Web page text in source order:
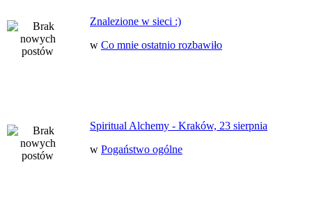
Znalezione w sieci :)
w Co mnie ostatnio rozbawiło
Spiritual Alchemy - Kraków, 23 sierpnia
w Pogaństwo ogólne